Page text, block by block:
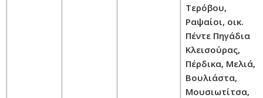
Τερόβου,
Ραψαίοι, οικ.
Πέντε Πηγάδια
Κλεισούρας,
Πέρδικα, Μελιά,
Βουλιάστα,
Μουσιωτίτσα,